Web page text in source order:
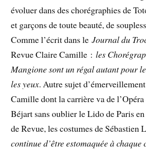
évoluer dans des chorégraphies de
et garçons de toute beauté, de
Comme l’écrit dans leJournal du
Revue Claire Camille :les
Mangione sont un régal autant pour
les yeux. Autre sujet
Camille dont la carrière va de
Béjart sans oublier le Lido de Paris
de Revue, les costumes de
continue d’être estomaquée à chaque